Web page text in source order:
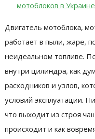
мотоблоков в Украине
Двигатель мотоблока,
работает в пыли, жаре,
неидеальном топливе.
внутри цилиндра, как
расходников и узлов,
условий эксплуатации.
что выходит из строя
происходит и как